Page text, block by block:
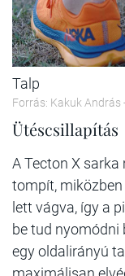
Talp
Forrás: Kakuk András
Ütéscsillapítás
A Tecton X
tompít,
lett vágva, így a
be tud nyomódni
egy oldalirányú